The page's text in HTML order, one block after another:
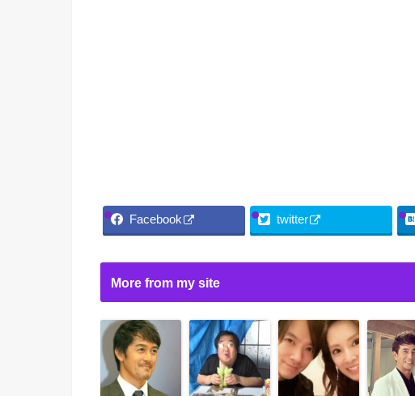
Facebook twitter
More from my site